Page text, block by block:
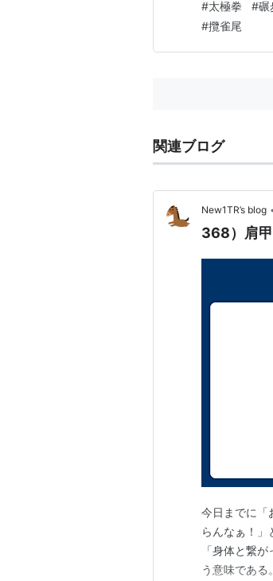
い。 例えば
の平が下向き
#太極拳 #碾
#攬雀尾
関連ブログ
New1TR’s blog
368）肩
今日までに「
らんなぁ！
「身体と繋
う意味である